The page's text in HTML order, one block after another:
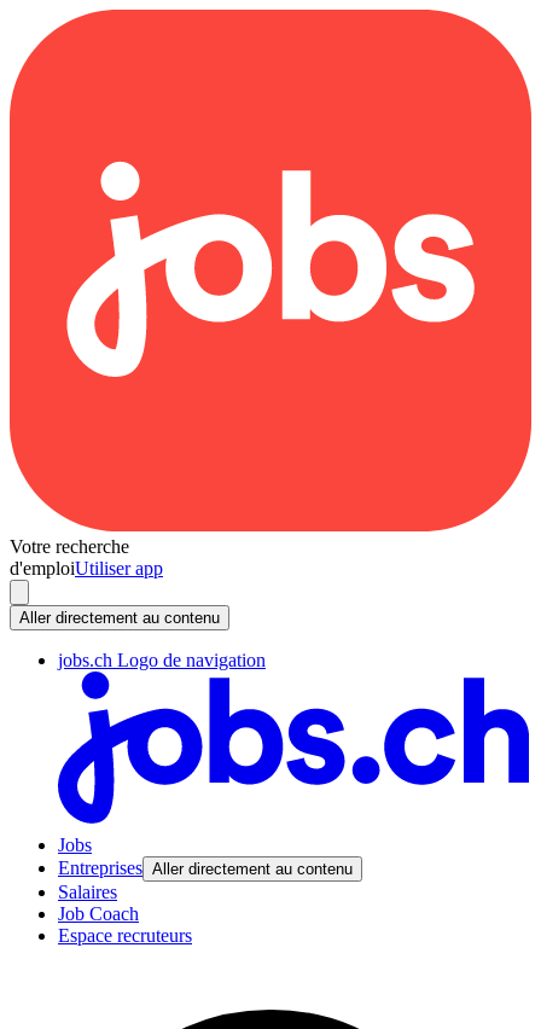
Votre recherche
d'emploiUtiliser app
Aller directement au contenu
jobs.ch Logo de navigation
Jobs
Entreprises Aller directement au contenu
Salaires
Job Coach
Espace recruteurs